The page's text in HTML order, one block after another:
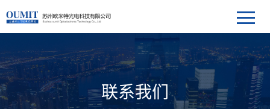
联系我们